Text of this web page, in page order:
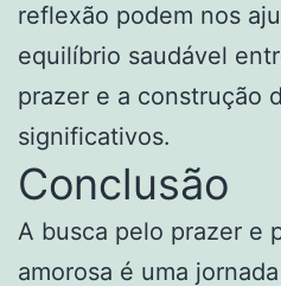
reflexão podem nos
equilíbrio saudável
prazer e a construção
significativos.
Conclusão
A busca pelo prazer e
amorosa é uma